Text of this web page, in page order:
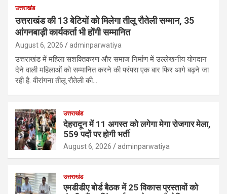
उत्तराखंड
उत्तराखंड की 13 बेटियों को मिलेगा तीलू रौतेली सम्मान, 35
आंगनबाड़ी कार्यकर्ता भी होंगी सम्मानित
August 6, 2026 adminparwatiya
उत्तराखंड में महिला सशक्तिकरण और समाज निर्माण में उल्लेखनीय योगदान
देने वाली महिलाओं को सम्मानित करने की परंपरा एक बार फिर आगे बढ़ने जा
रही है. वीरांगना तीलू रौतेली की…
उत्तराखंड
देहरादून में 11 अगस्त को लगेगा मेगा रोजगार मेला,
559 पदों पर होगी भर्ती
August 6, 2026 adminparwatiya
उत्तराखंड
एमडीडीए बोर्ड बैठक में 25 विकास प्रस्तावों को